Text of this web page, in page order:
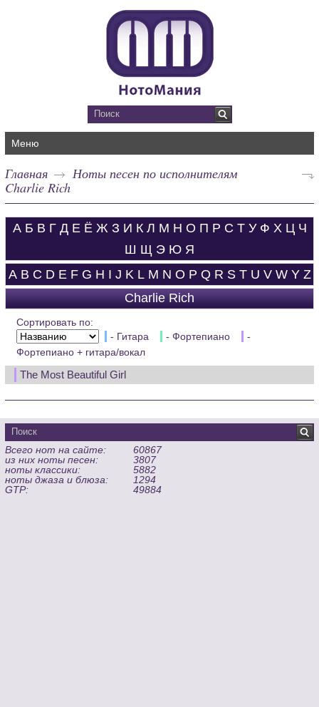
Меню
Главная
Ноты песен по исполнителям
Charlie Rich
А Б В Г Д Е Ё Ж З И К Л М Н О П Р С Т У Ф Х Ц Ч
Ш Щ Э Ю Я
A B C D E F G H I J K L M N O P Q R S T U V W Y Z
Charlie Rich
Сортировать по:
- Гитара
- Фортепиано
-
Фортепиано + гитара/вокал
The Most Beautiful Girl
Всего нот на сайте:
60867
из них ноты песен:
3807
ноты классики:
5882
ноты джаза и блюза:
1294
GTP:
49884